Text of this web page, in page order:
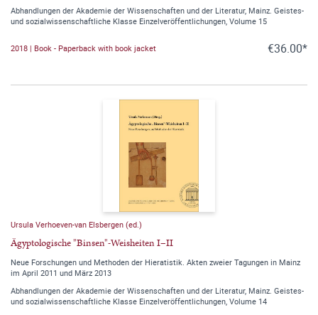
Abhandlungen der Akademie der Wissenschaften und der Literatur, Mainz. Geistes-
und sozialwissenschaftliche Klasse Einzelveröffentlichungen, Volume 15
2018 | Book - Paperback with book jacket €36.00*
Ursula Verhoeven-van Elsbergen (ed.)
Ägyptologische "Binsen"-Weisheiten I–II
Neue Forschungen und Methoden der Hieratistik. Akten zweier Tagungen in Mainz
im April 2011 und März 2013
Abhandlungen der Akademie der Wissenschaften und der Literatur, Mainz. Geistes-
und sozialwissenschaftliche Klasse Einzelveröffentlichungen, Volume 14